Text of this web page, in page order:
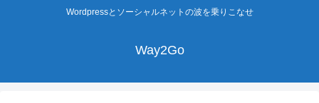
Wordpressとソーシャルネットの波を乗りこなせ
Way2Go